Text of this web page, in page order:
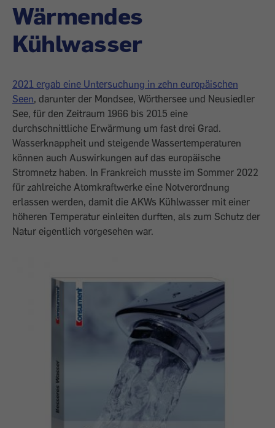
Wärmendes
Kühlwasser
2021 ergab eine Untersuchung in zehn europäischen
Seen, darunter der Mondsee, Wörthersee und Neusiedler
See, für den Zeitraum 1966 bis 2015 eine
durchschnittliche Erwärmung um fast drei Grad.
Wasserknappheit und steigende Wassertemperaturen
können auch Auswirkungen auf das europäische
Stromnetz haben. In Frankreich musste im Sommer 2022
für zahlreiche Atomkraftwerke eine Notverordnung
erlassen werden, damit die AKWs Kühlwasser mit einer
höheren Temperatur einleiten durften, als zum Schutz der
Natur eigentlich vorgesehen war.